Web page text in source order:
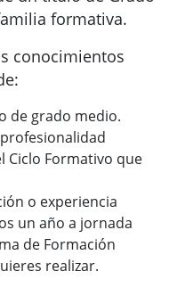
formativa.
conocimientos
de grado medio.
Ciclo Formativo que
o experiencia
un año a jornada
de Formación
realizar.